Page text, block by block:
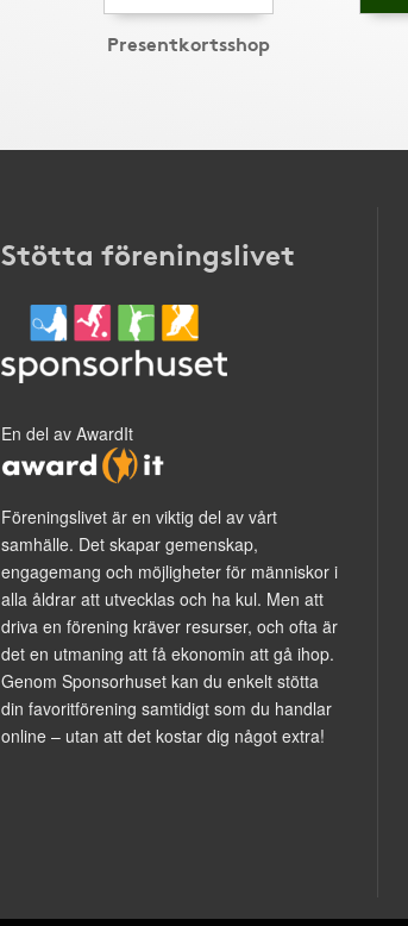
Presentkortsshop
Stötta föreningslivet
En del av AwardIt
Föreningslivet är en viktig del av vårt
samhälle. Det skapar gemenskap,
engagemang och möjligheter för människor i
alla åldrar att utvecklas och ha kul. Men att
driva en förening kräver resurser, och ofta är
det en utmaning att få ekonomin att gå ihop.
Genom Sponsorhuset kan du enkelt stötta
din favoritförening samtidigt som du handlar
online – utan att det kostar dig något extra!